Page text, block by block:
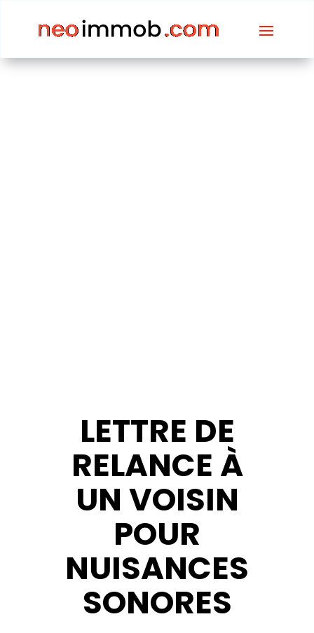
LETTRE DE
RELANCE À
UN VOISIN
POUR
NUISANCES
SONORES